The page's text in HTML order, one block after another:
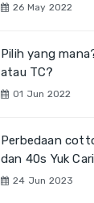
26 May 2022
Pilih yang
atau TC?
01 Jun 2022
Perbedaan
dan 40s Yuk
24 Jun 2023